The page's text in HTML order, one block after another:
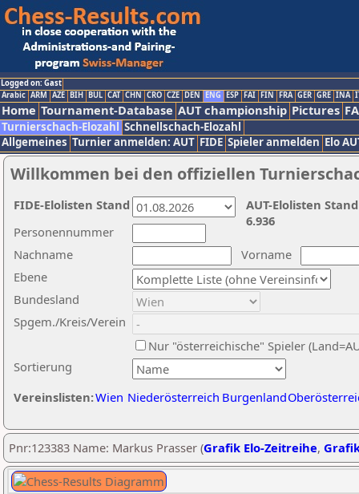
Logged on: Gast
Arabic ARM AZE BIH BUL CAT CHN CRO CZE DEN ENG ESP FAI FIN FRA GER GRE INA
Home Tournament-Database AUT championship Pictures
Turnierschach-Elozahl Schnellschach-Elozahl
Allgemeines Turnier anmelden: AUT FIDE Spieler anmelden Elo
Willkommen bei den offiziellen
Nachname
Vorname
Ebene
Sortierung
Personennummer
Bundesland
Spgem./Kreis/Verein
Nur "österreichische" Spieler
Vereinslisten:Wien Niederösterreich Burgenland
AUT-Elolisten
6.936
FIDE-Elolisten Stand
Pnr:123383 Name: Markus Prasser (Grafik Elo-Zeitreihe,